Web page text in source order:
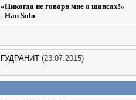
«Никогда не говори мне о шансах!»
- Han Solo
ГУДРАНИТ (23.07.2015)